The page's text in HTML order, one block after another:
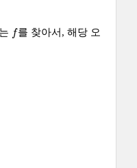
f
f 를 찾아서, 해당 오